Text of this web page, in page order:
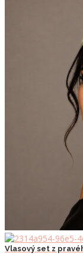
Vlasový set z